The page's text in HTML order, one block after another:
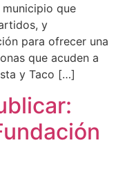
que
y
para ofrecer una
que acuden a
y Taco […]